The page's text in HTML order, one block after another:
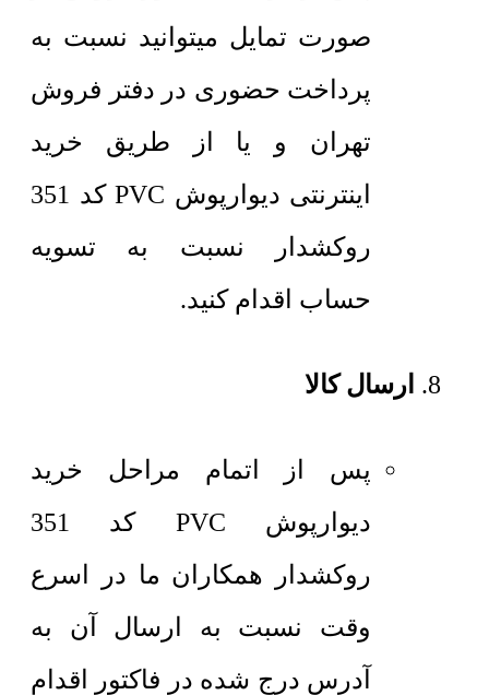
صورت تمایل میتوانید نسبت به
پرداخت حضوری در دفتر فروش
تهران و یا از طریق خرید
اینترنتی دیوارپوش PVC کد 351
روکشدار نسبت به تسویه
حساب اقدام کنید.
ارسال کالا
پس از اتمام مراحل خرید
دیوارپوش PVC کد 351
روکشدار همکاران ما در اسرع
وقت نسبت به ارسال آن به
آدرس درج شده در فاکتور اقدام